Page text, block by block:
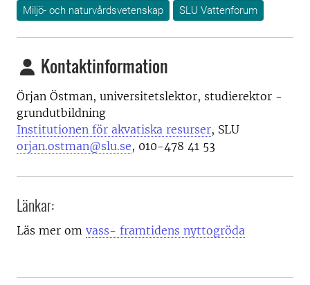
Miljö- och naturvårdsvetenskap
SLU Vattenforum
Kontaktinformation
Örjan Östman, universitetslektor, studierektor -
grundutbildning
Institutionen för akvatiska resurser, SLU
orjan.ostman@slu.se, 010-478 41 53
Länkar:
Läs mer om vass- framtidens nyttogröda